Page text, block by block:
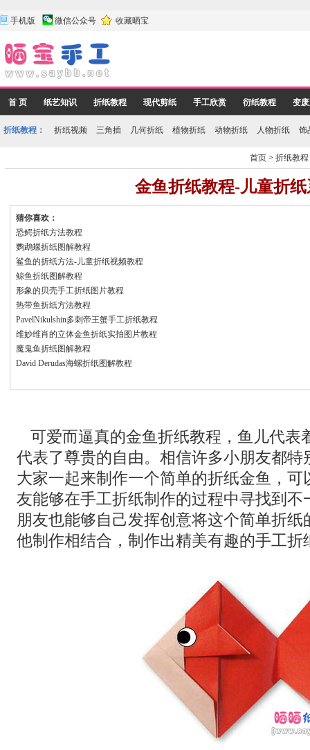
手机版 微信公众号 收藏晒宝
首 页 纸艺知识 折纸教程 现代剪纸 手工欣赏 衍纸教程 变
折纸教程： 折纸视频 三角插 几何折纸 植物折纸 动物折纸 人物折纸 饰
首页 >折纸教程
金鱼折纸教程-儿童折纸
猜你喜欢：
恐鳄折纸方法教程
鹦鹉螺折纸图解教程
鲨鱼的折纸方法-儿童折纸视频教程
鲸鱼折纸图解教程
形象的贝壳手工折纸图片教程
热带鱼折纸方法教程
PavelNikulshin多刺帝王蟹手工折纸教程
维妙维肖的立体金鱼折纸实拍图片教程
魔鬼鱼折纸图解教程
David Derudas海螺折纸图解教程
可爱而逼真的金鱼折纸教程，鱼儿代表
代表了尊贵的自由。相信许多小朋友都特
大家一起来制作一个简单的折纸金鱼，可
友能够在手工折纸制作的过程中寻找到不
朋友也能够自己发挥创意将这个简单折纸
他制作相结合，制作出精美有趣的手工折